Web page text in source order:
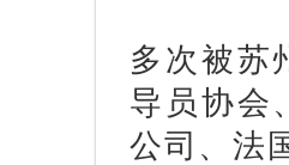
多次被苏
导员协会
公司、法